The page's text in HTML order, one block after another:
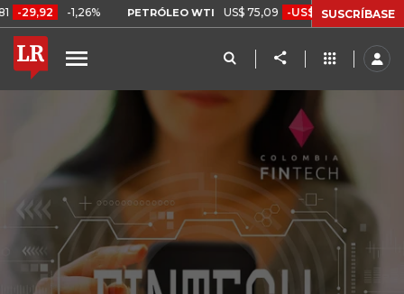
PETRÓLEO WTI US$ 75,09 -US$ 0,24 -0,32% CAFÉ
SUSCRÍBASE